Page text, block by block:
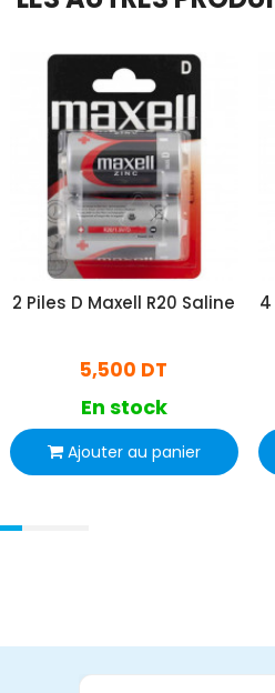
2 Piles D Maxell R20 Saline
5,500 DT
En stock
Ajouter au panier
4